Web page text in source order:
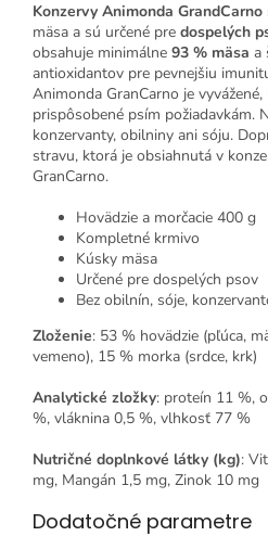
Konzervy Animonda GrandCarno
mäsa a sú určené pre dospelých
obsahuje minimálne 93 % mäsa a
antioxidantov pre pevnejšiu
Animonda GranCarno je
prispôsobené psím požiadavkám.
konzervanty, obilniny ani sóju.
stravu, ktorá je obsiahnutá v
GranCarno.
Hovädzie a morčacie 400 g
Kompletné krmivo
Kúsky mäsa
Určené pre dospelých psov
Bez obilnín, sóje,
Zloženie: 53 % hovädzie (pľúca,
vemeno), 15 % morka (srdce, krk)
Analytické zložky: proteín 11 %,
%, vláknina 0,5 %, vlhkosť 77 %
Nutričné doplnkové látky (kg):
mg, Mangán 1,5 mg, Zinok 10 mg
Dodatočné parametre